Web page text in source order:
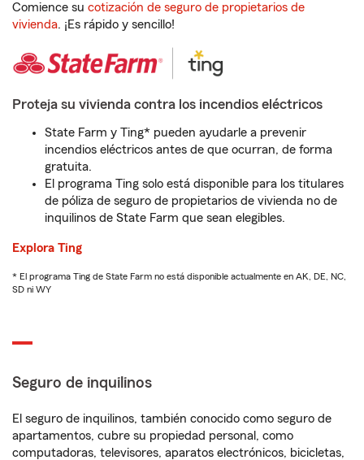
Comience su cotización de seguro de propietarios de
vivienda. ¡Es rápido y sencillo!
Proteja su vivienda contra los incendios eléctricos
State Farm y Ting* pueden ayudarle a prevenir
incendios eléctricos antes de que ocurran, de forma
gratuita.
El programa Ting solo está disponible para los titulares
de póliza de seguro de propietarios de vivienda no de
inquilinos de State Farm que sean elegibles.
Explora Ting
* El programa Ting de State Farm no está disponible actualmente en AK, DE, NC,
SD ni WY
Seguro de inquilinos
El seguro de inquilinos, también conocido como seguro de
apartamentos, cubre su propiedad personal, como
computadoras, televisores, aparatos electrónicos, bicicletas,